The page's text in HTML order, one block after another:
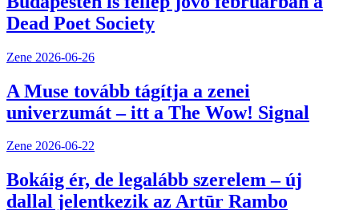
Dead Poet Society
Zene 2026-06-26
A Muse tovább tágítja a zenei
univerzumát – itt a The Wow! Signal
Zene 2026-06-22
Bokáig ér, de legalább szerelem – új
dallal jelentkezik az Artūr Rambo